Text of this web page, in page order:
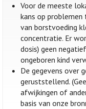
Voor de meeste
kans op problemen
van borstvoeding
concentratie. Er
dosis) geen
ongeboren kind
De gegevens over
geruststellend.
afwijkingen of
basis van onze